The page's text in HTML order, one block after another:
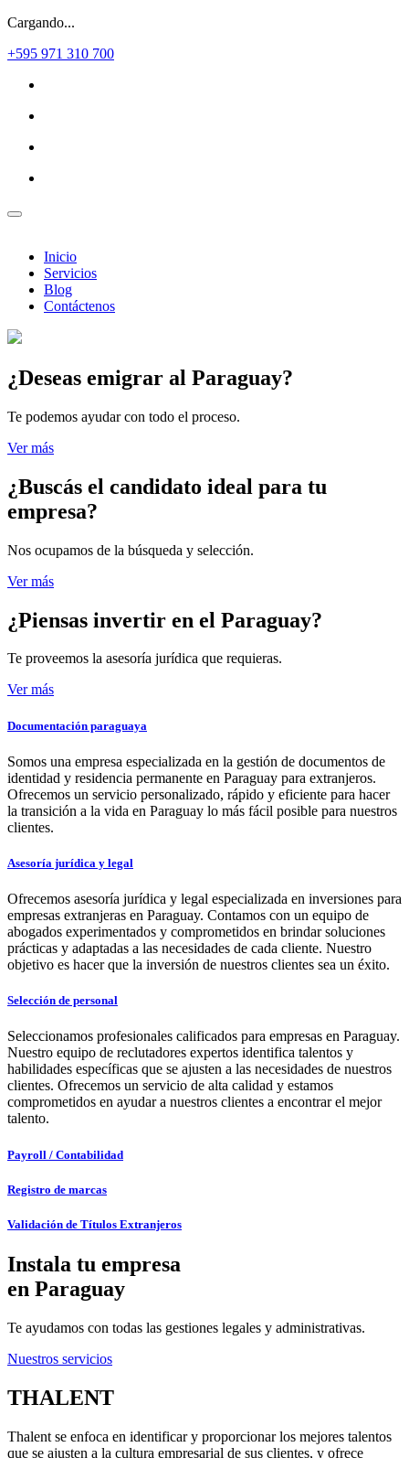
Cargando...
+595 971 310 700
Inicio
Servicios
Blog
Contáctenos
¿Deseas emigrar al Paraguay?
Te podemos ayudar con todo el proceso.
Ver más
¿Buscás el candidato ideal para tu
empresa?
Nos ocupamos de la búsqueda y selección.
Ver más
¿Piensas invertir en el Paraguay?
Te proveemos la asesoría jurídica que requieras.
Ver más
Documentación paraguaya
Somos una empresa especializada en la gestión de documentos de
identidad y residencia permanente en Paraguay para extranjeros.
Ofrecemos un servicio personalizado, rápido y eficiente para hacer
la transición a la vida en Paraguay lo más fácil posible para nuestros
clientes.
Asesoría jurídica y legal
Ofrecemos asesoría jurídica y legal especializada en inversiones para
empresas extranjeras en Paraguay. Contamos con un equipo de
abogados experimentados y comprometidos en brindar soluciones
prácticas y adaptadas a las necesidades de cada cliente. Nuestro
objetivo es hacer que la inversión de nuestros clientes sea un éxito.
Selección de personal
Seleccionamos profesionales calificados para empresas en Paraguay.
Nuestro equipo de reclutadores expertos identifica talentos y
habilidades específicas que se ajusten a las necesidades de nuestros
clientes. Ofrecemos un servicio de alta calidad y estamos
comprometidos en ayudar a nuestros clientes a encontrar el mejor
talento.
Payroll / Contabilidad
Registro de marcas
Validación de Títulos Extranjeros
Instala tu empresa
en Paraguay
Te ayudamos con todas las gestiones legales y administrativas.
Nuestros servicios
THALENT
Thalent se enfoca en identificar y proporcionar los mejores talentos
que se ajusten a la cultura empresarial de sus clientes, y ofrece